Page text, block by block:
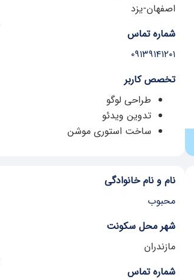
اصفهان-یزد
شماره تماس
۰۹۱۳۹۱۴۱۲۰۱
تخصص کاربر
طراحی لوگو
تدوین ویدئو
ساخت استوری موشن
نام و نام خانوادگی
محبوب
شهر محل سکونت
مازندران
شماره تماس